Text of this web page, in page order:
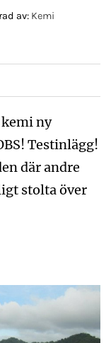
av: Kemi
kemi ny
Testinlägg!
där andre
stolta över